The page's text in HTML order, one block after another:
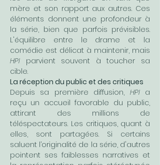
mère et son rapport aux autres. Ces
éléments donnent une profondeur à
la série, bien que parfois prévisibles.
L'équilibre entre le drame et la
HPI parvient souvent à toucher sa
cible.
La réception du public et des critiques
Depuis sa première diffusion, HPI a
reçu un accueil favorable du public,
attirant des millions de
téléspectateurs. Les critiques, quant à
elles, sont partagées. Si certains
saluent l’originalité de la série, d'autres
pointent ses faiblesses narratives et